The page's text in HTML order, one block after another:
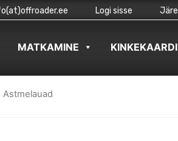
Logi sisse
MATKAMINE
Astmelauad